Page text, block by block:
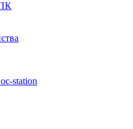
station